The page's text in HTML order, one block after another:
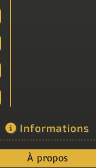
Informations
À propos